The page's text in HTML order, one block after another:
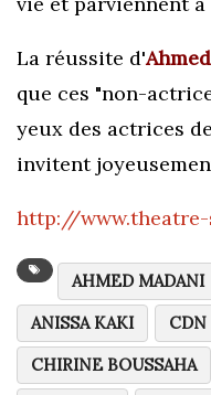
La réussite d'
que ces "non-
yeux des actrices
invitent
http://
AHMED MADANI
ANISSA KAKI
CDN
CHIRINE BOUSSAHA